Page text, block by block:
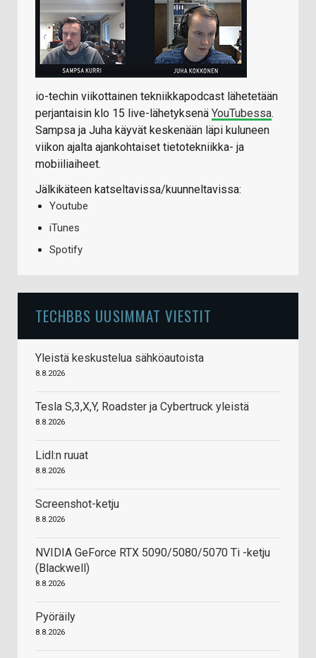
io-techin viikottainen tekniikkapodcast lähetetään
perjantaisin klo 15 live-lähetyksenä YouTubessa.
Sampsa ja Juha käyvät keskenään läpi kuluneen
viikon ajalta ajankohtaiset tietotekniikka- ja
mobiiliaiheet.
Jälkikäteen katseltavissa/kuunneltavissa:
Youtube
iTunes
Spotify
TECHBBS UUSIMMAT VIESTIT
Yleistä keskustelua sähköautoista
8.8.2026
Tesla S,3,X,Y, Roadster ja Cybertruck yleistä
8.8.2026
Lidl:n ruuat
8.8.2026
Screenshot-ketju
8.8.2026
NVIDIA GeForce RTX 5090/5080/5070 Ti -ketju
(Blackwell)
8.8.2026
Pyöräily
8.8.2026